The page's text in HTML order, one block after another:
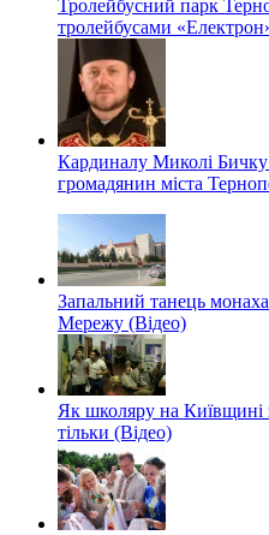
Тролейбусний парк
тролейбусами
Кардиналу Миколі
громадянин міста
Запальний танець
Мережу (Відео)
Як школяру на Київщині
тільки (Відео)